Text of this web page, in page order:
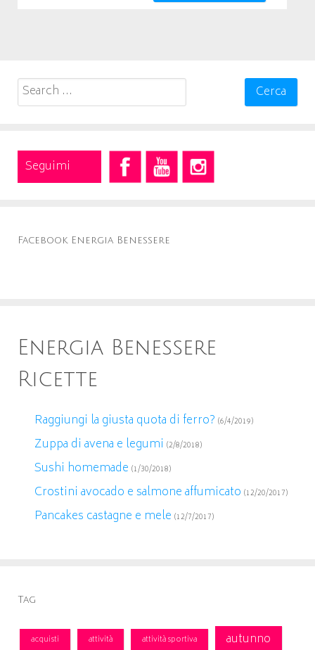
Search
for:
Seguimi
Facebook Energia Benessere
Energia Benessere
Ricette
Raggiungi la giusta quota di ferro? (6/4/2019)
Zuppa di avena e legumi (2/8/2018)
Sushi homemade (1/30/2018)
Crostini avocado e salmone affumicato (12/20/2017)
Pancakes castagne e mele (12/7/2017)
Tag
acquisti attività attività sportiva
autunno